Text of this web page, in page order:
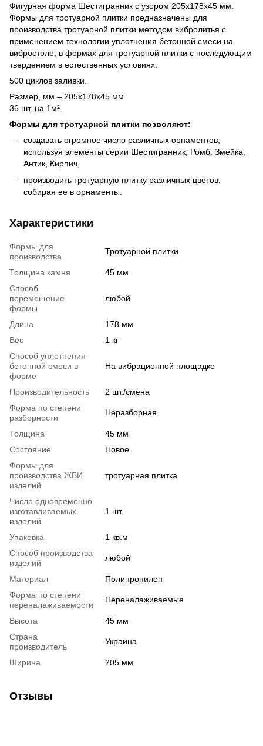
Фигурная форма Шестигранник с узором 205х178х45 мм.
Формы для тротуарной плитки предназначены для
производства тротуарной плитки методом вибролитья с
применением технологии уплотнения бетонной смеси на
вибростоле, в формах для тротуарной плитки с последующим
твердением в естественных условиях.
500 циклов заливки.
Размер, мм – 205х178х45 мм
36 шт. на 1м².
Формы для тротуарной плитки позволяют:
создавать огромное число различных орнаментов,
используя элементы серии Шестигранник, Ромб, Змейка,
Антик, Кирпич,
производить тротуарную плитку различных цветов,
собирая ее в орнаменты.
Характеристики
Формы для
производства
Тротуарной плитки
Толщина камня
45 мм
Способ
перемещение
формы
любой
Длина
178 мм
Вес
1 кг
Способ уплотнения
бетонной смеси в
форме
На вибрационной площадке
Производительность
2 шт./смена
Форма по степени
разборности
Неразборная
Толщина
45 мм
Состояние
Новое
Формы для
производства ЖБИ
изделий
тротуарная плитка
Число одновременно
изготавливаемых
изделий
1 шт.
Упаковка
1 кв.м
Способ производства
изделий
любой
Материал
Полипропилен
Форма по степени
переналаживаемости
Переналаживаемые
Высота
45 мм
Страна
производитель
Украина
Ширина 205 мм
Отзывы